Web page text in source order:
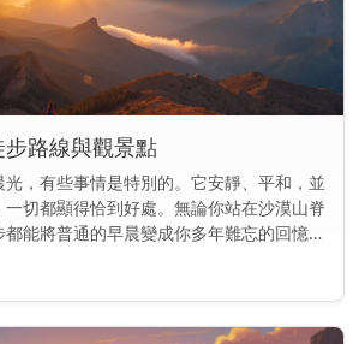
路線與觀景點
，有些事情是特別的。它安靜、平和，並
一切都顯得恰到好處。無論你站在沙漠山脊
能將普通的早晨變成你多年難忘的回憶。
日出徒步結合了開闊的視野與簡單到中